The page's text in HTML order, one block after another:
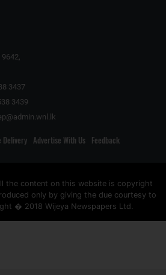
3437
3439
Delivery Advertise With Us Feedback
the content on this website is copyright
only by giving the due courtesy to
� 2018 Wijeya Newspapers Ltd.